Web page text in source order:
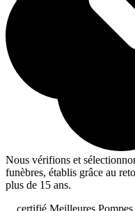
Nous vérifions et
funèbres, établis grâce au
plus de 15 ans.
certifié Meilleures Pompes